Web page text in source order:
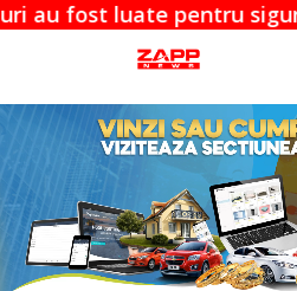
pentru siguranța locatarilor